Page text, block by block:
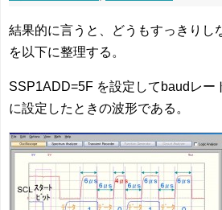
結果的に言うと、どうもすっきりし
を以下に整理する。
SSP1ADD=5F を設定してbaudレー
に設定したときの波形である。